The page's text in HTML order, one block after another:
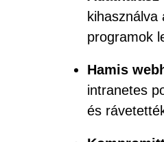
programok
Hamis
intranetes
és